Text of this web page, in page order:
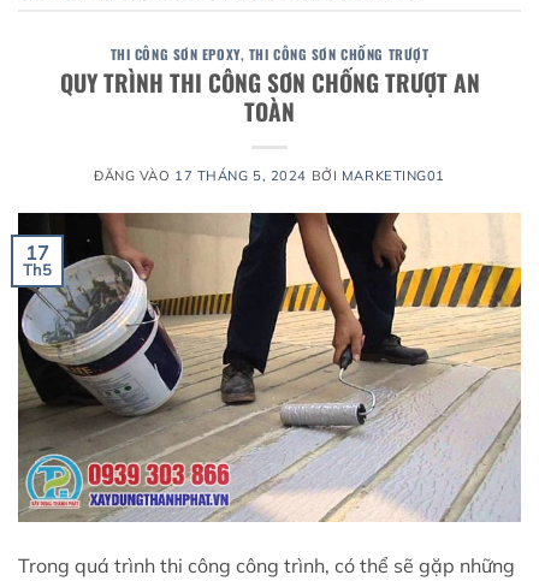
THI CÔNG SƠN EPOXY, THI CÔNG SƠN CHỐNG TRƯỢT
QUY TRÌNH THI CÔNG SƠN CHỐNG TRƯỢT AN
TOÀN
ĐĂNG VÀO 17 THÁNG 5, 2024 BỞI MARKETING01
17
Th5
Trong quá trình thi công công trình, có thể sẽ gặp những